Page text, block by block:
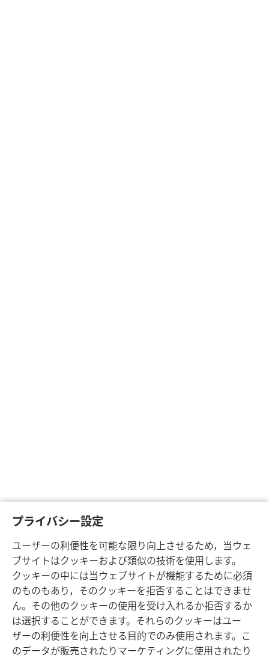
プライバシー設定
ユーザーの利便性を可能な限り向上させるため，当ウェ
ブサイトはクッキーおよび類似の技術を使用します。
クッキーの中には当ウェブサイトが機能するために必須
のものもあり，そのクッキーを拒否することはできませ
ん。その他のクッキーの使用を受け入れるか拒否するか
は選択することができます。それらのクッキーはユー
ザーの利便性を向上させる目的でのみ使用されます。こ
のデータが販売されたりマーケティングに使用されたり